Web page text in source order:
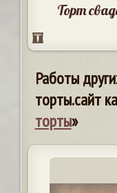
Торт
Работы
торты.сайт
торты»